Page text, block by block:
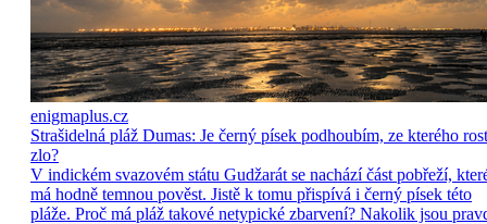
enigmaplus.cz
Strašidelná pláž Dumas: Je černý písek podhoubím, ze kterého
zlo?
V indickém svazovém státu Gudžarát se nachází část pobřeží,
má hodně temnou pověst. Jistě k tomu přispívá i černý písek této
pláže. Proč má pláž takové netypické zbarvení? Nakolik jsou